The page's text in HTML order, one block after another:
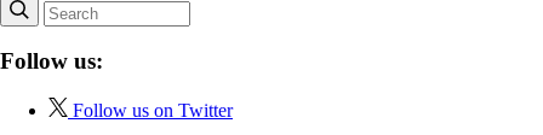
Follow us:
Follow us on Twitter